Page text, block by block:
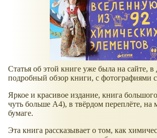
Статья об этой книге уже была на сайте, в
подробный обзор книги, с фотографиями
Яркое и красивое издание, книга
чуть больше А4), в твёрдом переплёте, на
бумаге.
Эта книга рассказывает о том, как